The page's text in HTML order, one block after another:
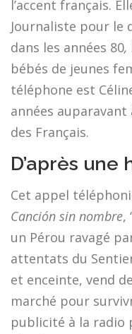
l’accent français.
Journaliste pour le
dans les années 80,
bébés de jeunes
téléphone est
années
des Français.
D’après
Cet appel
Canción sin nombre,
un Pérou ravagé
attentats du
et enceinte, vend
marché pour
publicité à la radio